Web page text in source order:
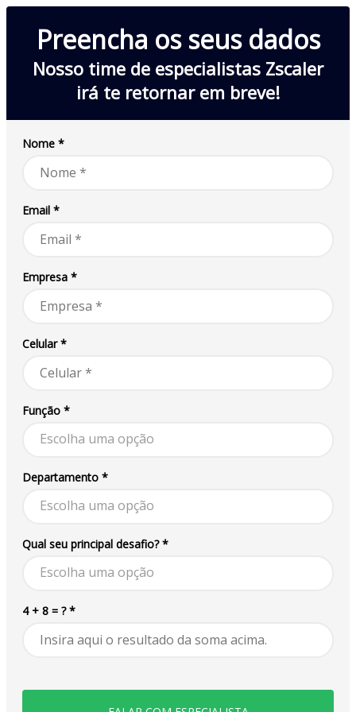
Preencha os seus dados
Nosso time de especialistas Zscaler
irá te retornar em breve!
Nome *
Email *
Empresa *
Celular *
Função *
Escolha uma opção
Departamento *
Escolha uma opção
Qual seu principal desafio? *
Escolha uma opção
4 + 8 = ? *